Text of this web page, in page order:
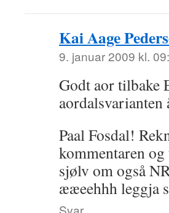
Kai Aage
9. januar 2009 kl.
Godt aor tilbake
aordalsvarianten
Paal Fosdal!
kommentaren
sjølv om også
ææeehhh leggja
Svar